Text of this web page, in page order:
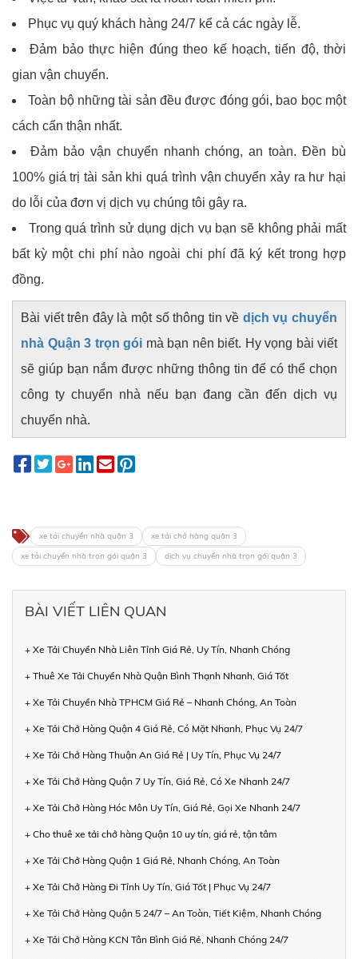
Phục vụ quý khách hàng 24/7 kể cả các ngày lễ.
Đảm bảo thực hiện đúng theo kế hoạch, tiến độ, thời
gian vận chuyển.
Toàn bộ những tài sản đều được đóng gói, bao bọc một
cách cẩn thận nhất.
Đảm bảo vận chuyển nhanh chóng, an toàn. Đền bù
100% giá trị tài sản khi quá trình vận chuyển xảy ra hư hại
do lỗi của đơn vị dịch vụ chúng tôi gây ra.
Trong quá trình sử dụng dịch vụ bạn sẽ không phải mất
bất kỳ một chi phí nào ngoài chi phí đã ký kết trong hợp
đồng.
Bài viết trên đây là một số thông tin về dịch vụ chuyển
nhà Quận 3 trọn gói mà bạn nên biết. Hy vọng bài viết
sẽ giúp bạn nắm được những thông tin để có thể chọn
công ty chuyển nhà nếu bạn đang cần đến dịch vụ
chuyển nhà.
xe tải chuyển nhà quận 3
xe tải chở hàng quận 3
xe tải chuyển nhà trọn gói quận 3
dịch vụ chuyển nhà trọn gói quận 3
BÀI VIẾT LIÊN QUAN
+ Xe Tải Chuyển Nhà Liên Tỉnh Giá Rẻ, Uy Tín, Nhanh Chóng
+ Thuê Xe Tải Chuyển Nhà Quận Bình Thạnh Nhanh, Giá Tốt
+ Xe Tải Chuyển Nhà TPHCM Giá Rẻ – Nhanh Chóng, An Toàn
+ Xe Tải Chở Hàng Quận 4 Giá Rẻ, Có Mặt Nhanh, Phục Vụ 24/7
+ Xe Tải Chở Hàng Thuận An Giá Rẻ | Uy Tín, Phục Vụ 24/7
+ Xe Tải Chở Hàng Quận 7 Uy Tín, Giá Rẻ, Có Xe Nhanh 24/7
+ Xe Tải Chở Hàng Hóc Môn Uy Tín, Giá Rẻ, Gọi Xe Nhanh 24/7
+ Cho thuê xe tải chở hàng Quận 10 uy tín, giá rẻ, tận tâm
+ Xe Tải Chở Hàng Quận 1 Giá Rẻ, Nhanh Chóng, An Toàn
+ Xe Tải Chở Hàng Đi Tỉnh Uy Tín, Giá Tốt | Phục Vụ 24/7
+ Xe Tải Chở Hàng Quận 5 24/7 – An Toàn, Tiết Kiệm, Nhanh Chóng
+ Xe Tải Chở Hàng KCN Tân Bình Giá Rẻ, Nhanh Chóng 24/7